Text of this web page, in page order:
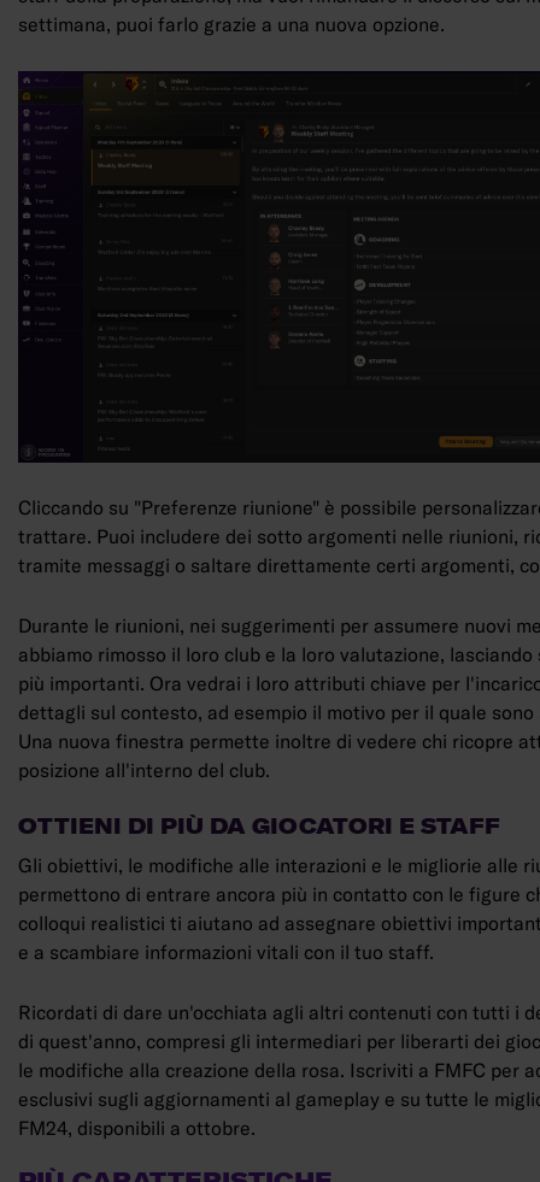
settimana, puoi farlo grazie a una nuova opzione.
Cliccando su "Preferenze riunione" è possibile
trattare. Puoi includere dei sotto argomenti nelle riunioni,
tramite messaggi o saltare direttamente certi argomenti,
Durante le riunioni, nei suggerimenti per assumere nuovi
abbiamo rimosso il loro club e la loro valutazione,
più importanti. Ora vedrai i loro attributi chiave per
dettagli sul contesto, ad esempio il motivo per il quale
Una nuova finestra permette inoltre di vedere chi ricopre
posizione all'interno del club.
OTTIENI DI PIÙ DA GIOCATORI E STAFF
Gli obiettivi, le modifiche alle interazioni e le migliorie alle
permettono di entrare ancora più in contatto con le figure
colloqui realistici ti aiutano ad assegnare obiettivi
e a scambiare informazioni vitali con il tuo staff.
Ricordati di dare un'occhiata agli altri contenuti con tutti i
di quest'anno, compresi gli intermediari per liberarti dei
le modifiche alla creazione della rosa. Iscriviti a FMFC per
esclusivi sugli aggiornamenti al gameplay e su tutte le
FM24, disponibili a ottobre.